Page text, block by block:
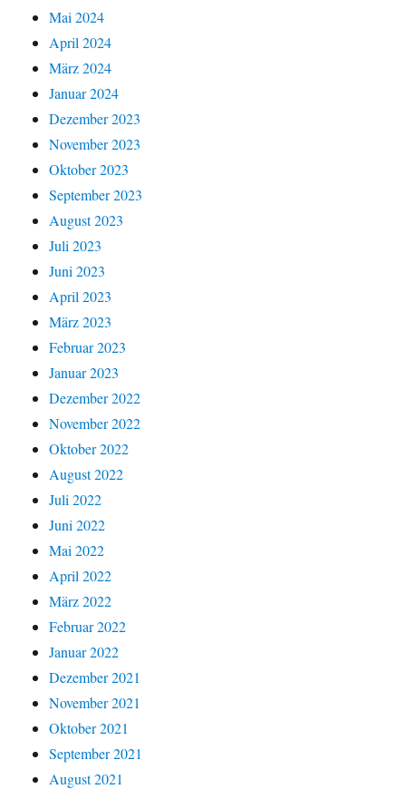
Mai 2024
April 2024
März 2024
Januar 2024
Dezember 2023
November 2023
Oktober 2023
September 2023
August 2023
Juli 2023
Juni 2023
April 2023
März 2023
Februar 2023
Januar 2023
Dezember 2022
November 2022
Oktober 2022
August 2022
Juli 2022
Juni 2022
Mai 2022
April 2022
März 2022
Februar 2022
Januar 2022
Dezember 2021
November 2021
Oktober 2021
September 2021
August 2021